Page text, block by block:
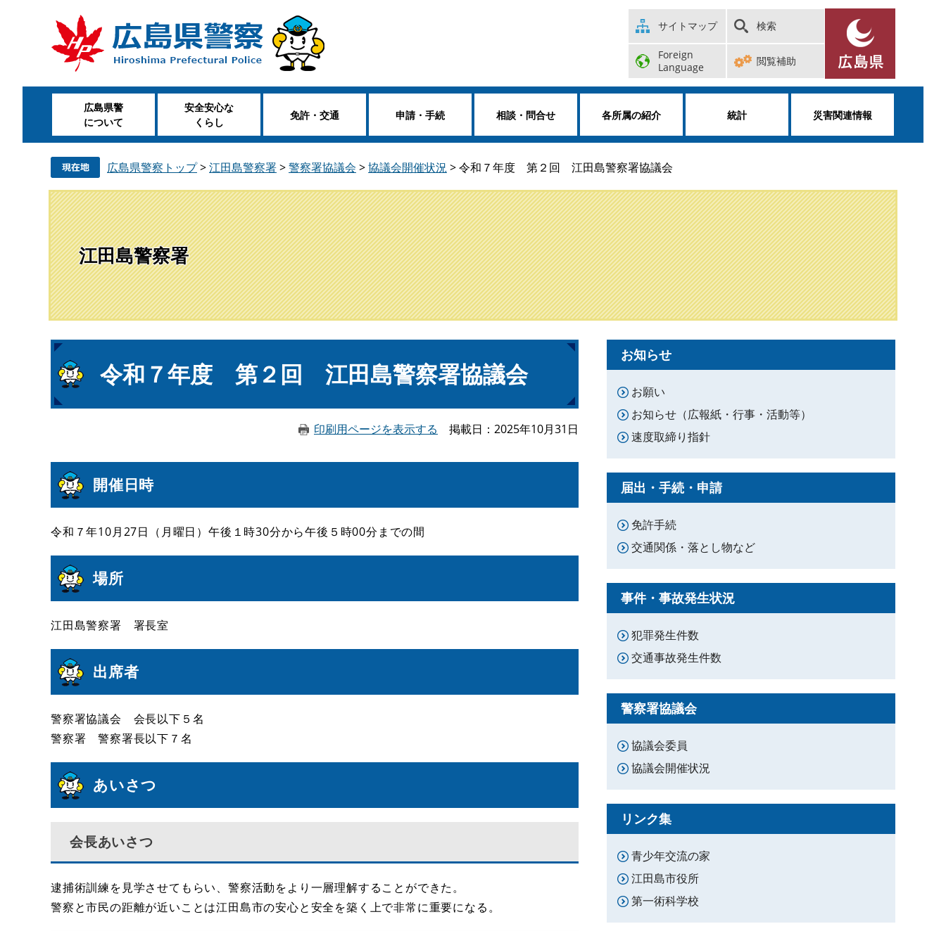
。
て
サイトマップ 検索
Foreign
Language
閲覧補助
広島県警
について
安全安心な
くらし
免許・交通 申請・手続 相談・問合せ 各所属の紹介 統計 災害関連情報
広島県警察トップ>江田島警察署>警察署協議会 >協議会開催状況 >令和７年度 第２回 江田島警察署協議会
江田島警察署
文
令和７年度 第２回 江田島警察署協議会
印刷用ページを表示する 掲載日 2025年10月31日
開催日時
令和７年10月27日（月曜日）午後１時30分から午後５時00分までの間
場所
江田島警察署 署長室
出席者
警察署協議会 会長以下５名
警察署 警察署長以下７名
あいさつ
会長あいさつ
逮捕術訓練を見学させてもらい、警察活動をより一層理解することができた。
警察と市民の距離が近いことは江田島市の安心と安全を築く上で非常に重要になる。
お知らせ
お願い
お知らせ（広報紙・行事・活動等）
速度取締り指針
届出・手続・申請
免許手続
交通関係・落とし物など
事件・事故発生状況
犯罪発生件数
交通事故発生件数
警察署協議会
協議会委員
協議会開催状況
リンク集
青少年交流の家
江田島市役所
第一術科学校